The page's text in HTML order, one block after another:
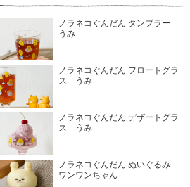
ノラネコぐんだん タンブラー
うみ
ノラネコぐんだん フロートグラ
ス うみ
ノラネコぐんだん デザートグラ
ス うみ
ノラネコぐんだん ぬいぐるみ
ワンワンちゃん